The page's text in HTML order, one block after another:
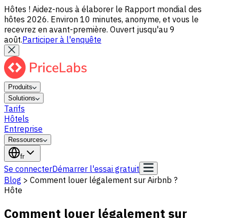
Hôtes ! Aidez-nous à élaborer le Rapport mondial des
hôtes 2026. Environ 10 minutes, anonyme, et vous le
recevrez en avant-première. Ouvert jusqu'au 9
août.Participer à l'enquête
Produits
Solutions
Tarifs
Hôtels
Entreprise
Ressources
fr
Se connecterDémarrer l'essai gratuit
Blog > Comment louer légalement sur Airbnb ?
Hôte
Comment louer légalement sur